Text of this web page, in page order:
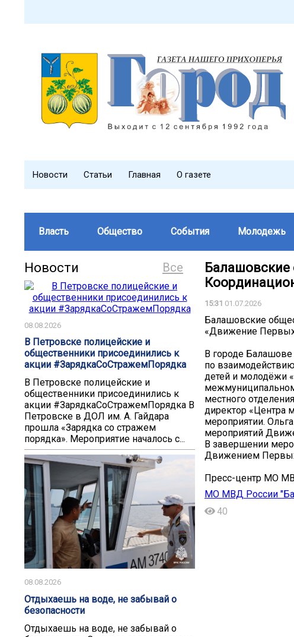
Новости Статьи Главная О газете
Власть Общество События Молодежь
Все
Новости
08.08.2026
В Петровске полицейские и
общественники присоединились к
акции #ЗарядкаСоСтражемПорядка
В Петровске полицейские и
общественники присоединились к
акции #ЗарядкаСоСтражемПорядка В
Петровске в ДОЛ им. А. Гайдара
прошла «Зарядка со стражем
порядка». Мероприятие началось с...
08.08.2026
Отдыхаешь на воде, не забывай о
безопасности
Отдыхаешь на воде, не забывай о
Балашовские
15:31 01.07.2026
Балашовские
«Движение
В городе Балашове
по
детей и молодёжи
местного
директор «Центра
мероприятии.
мероприятий
В завершении
Движением Первых
Пресс-центр МО
МО МВД России
40